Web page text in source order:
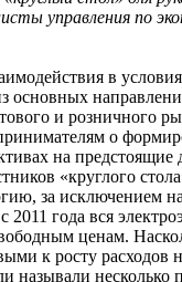
управления по
в
основных
и розничного
о
на предстоящие
«круглого
за исключением
2011 года вся
ценам.
к росту расходов
несколько